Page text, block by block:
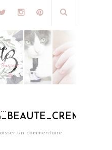
un commentaire